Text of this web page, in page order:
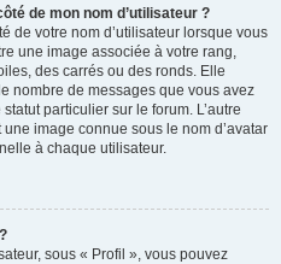
de mon nom d’utilisateur ?
de votre nom d’utilisateur lorsque vous
une image associée à votre rang,
des carrés ou des ronds. Elle
nombre de messages que vous avez
particulier sur le forum. L’autre
image connue sous le nom d’avatar
à chaque utilisateur.
sous « Profil », vous pouvez